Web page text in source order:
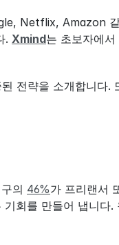
Netflix, Amazon
. Xmind는 초보자에
전략을 소개합니다.
의 46%가 프리랜서
회를 만들어 냅니다